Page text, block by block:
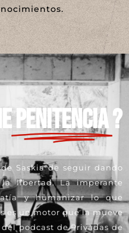
PENITENCIA?
Saskia de seguir dando
libertad. La imperante
y humanizar lo que
es un motor que la mueve
podcast de Privadas de